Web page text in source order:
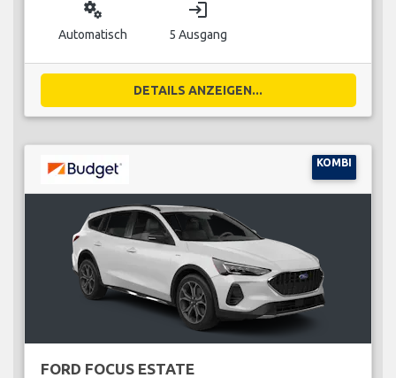
miscellaneous_services
Automatisch
login
5 Ausgang
DETAILS ANZEIGEN...
KOMBI
FORD FOCUS ESTATE